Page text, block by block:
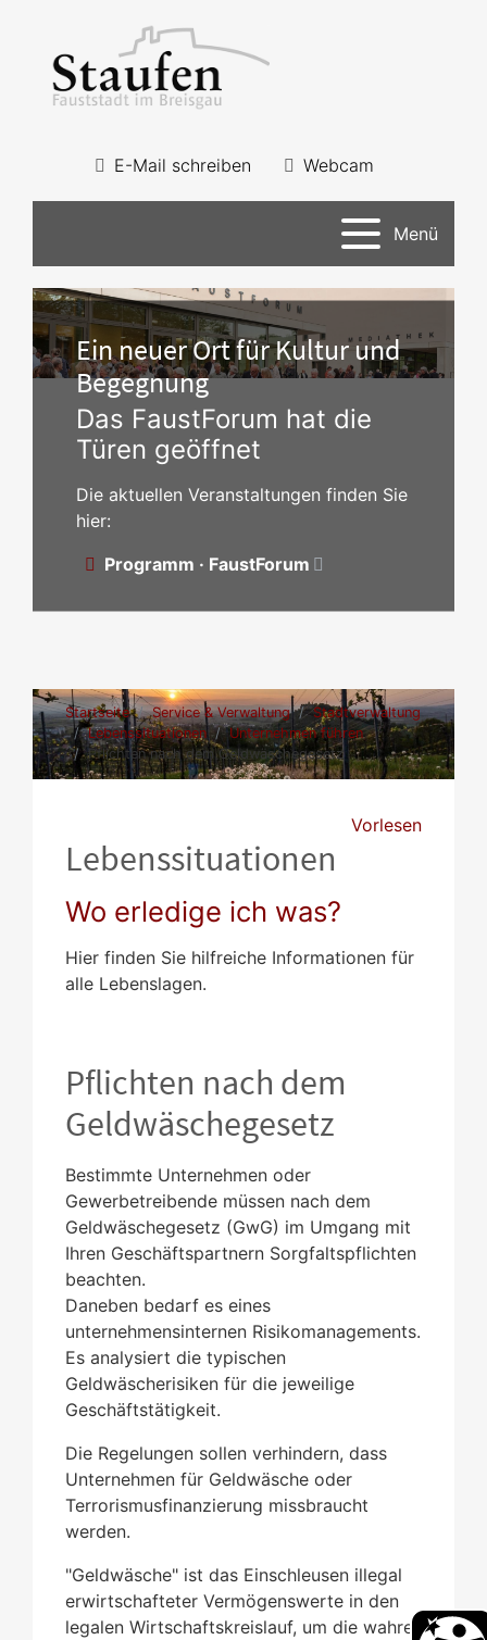
E-Mail schreiben Webcam
Menü
Ein neuer Ort für Kultur und
Begegnung
Das FaustForum hat die
Türen geöffnet
Die aktuellen Veranstaltungen finden Sie
hier:
Programm · FaustForum
Startseite Service & Verwaltung
Stadtverwaltung
Lebenssituationen
Unternehmen führen
Pflichten nach dem Geldwäschegesetz
Vorlesen
Lebenssituationen
Wo erledige ich was?
Hier finden Sie hilfreiche Informationen für
alle Lebenslagen.
Pflichten nach dem
Geldwäschegesetz
Bestimmte Unternehmen oder
Gewerbetreibende müssen nach dem
Geldwäschegesetz (GwG) im Umgang mit
Ihren Geschäftspartnern Sorgfaltspflichten
beachten.
Daneben bedarf es eines
unternehmensinternen Risikomanagements.
Es analysiert die typischen
Geldwäscherisiken für die jeweilige
Geschäftstätigkeit.
Die Regelungen sollen verhindern, dass
Unternehmen für Geldwäsche oder
Terrorismusfinanzierung missbraucht
werden.
"Geldwäsche" ist das Einschleusen illegal
erwirtschafteter Vermögenswerte in den
legalen Wirtschaftskreislauf, um die wahre